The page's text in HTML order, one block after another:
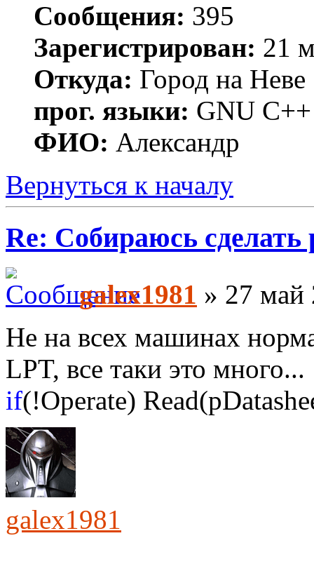
Сообщения: 395
Зарегистрирован: 21
Откуда: Город на Неве
прог. языки: GNU
ФИО: Александр
Вернуться к началу
Re: Собираюсь сделать
galex1981 » 27 май
Не на всех машинах
LPT, все таки это много...
if(!Operate)
galex1981